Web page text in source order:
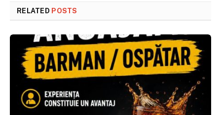
RELATED POSTS